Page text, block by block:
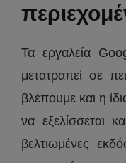
Τα εργαλεία
μετατραπεί σε
βλέπουμε και η
να εξελίσσεται
βελτιωμένες